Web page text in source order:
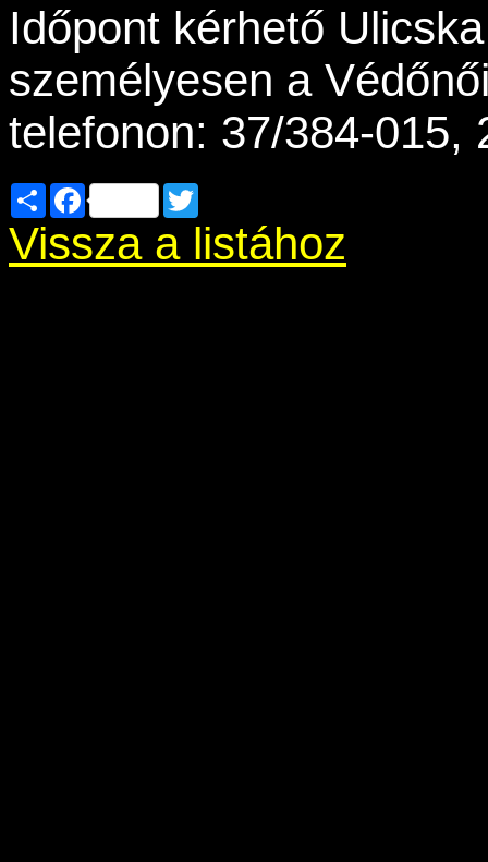
Időpont kérhető
személyesen a
telefonon: 37/384-015,
ShareFacebook
Vissza a listához